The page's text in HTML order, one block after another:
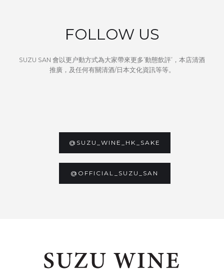
FOLLOW US
SUZU SAN 會以更户動方式為大家帶來更多’動態飲評’，本店清酒
推廣，及任何有關清酒/日本文化資訊等等。
@SUZU_WINE_HK_SAKE
@OFFICIAL_SUZU_SAN